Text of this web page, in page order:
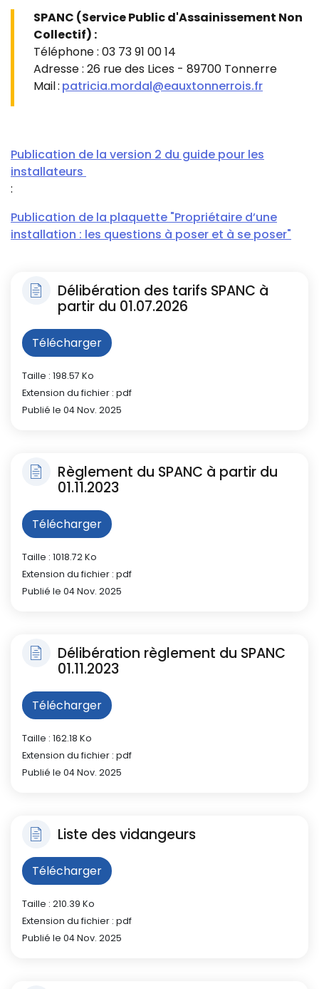
SPANC (Service Public d'Assainissement Non
Collectif) :
Téléphone : 03 73 91 00 14
Adresse : 26 rue des Lices - 89700 Tonnerre
Mail: patricia.mordal@eauxtonnerrois.fr
Publication de la version 2 du guide pour les
installateurs
:
Publication de la plaquette "Propriétaire d’une
installation : les questions à poser et à se poser"
Délibération des tarifs SPANC à
partir du 01.07.2026
Télécharger
Taille : 198.57 Ko
Extension du fichier : pdf
Publié le 04 Nov. 2025
Règlement du SPANC à partir du
01.11.2023
Télécharger
Taille : 1018.72 Ko
Extension du fichier : pdf
Publié le 04 Nov. 2025
Délibération règlement du SPANC
01.11.2023
Télécharger
Taille : 162.18 Ko
Extension du fichier : pdf
Publié le 04 Nov. 2025
Liste des vidangeurs
Télécharger
Taille : 210.39 Ko
Extension du fichier : pdf
Publié le 04 Nov. 2025